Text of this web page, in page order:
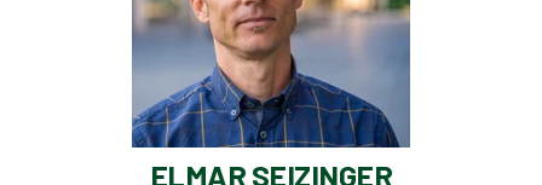
ELMAR SEIZINGER